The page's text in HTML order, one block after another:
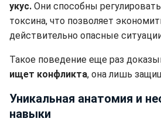
укус. Они способны
токсина, что позволяет
действительно опасные
Такое поведение еще раз
ищет конфликта, она лишь
Уникальная анатомия и
навыки